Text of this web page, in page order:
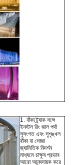
1. বাঁকা ট্র্যাক সঙ্গে
ইনস্টল রিং জাল পর্দা
সুসংগত এবং সুশৃঙ্খল
বাঁকা বা সোজা
জ্যামিতিক নিদর্শন
মাধ্যমে চাক্ষুষ প্রভাব
আরো আনন্দদায়ক করে